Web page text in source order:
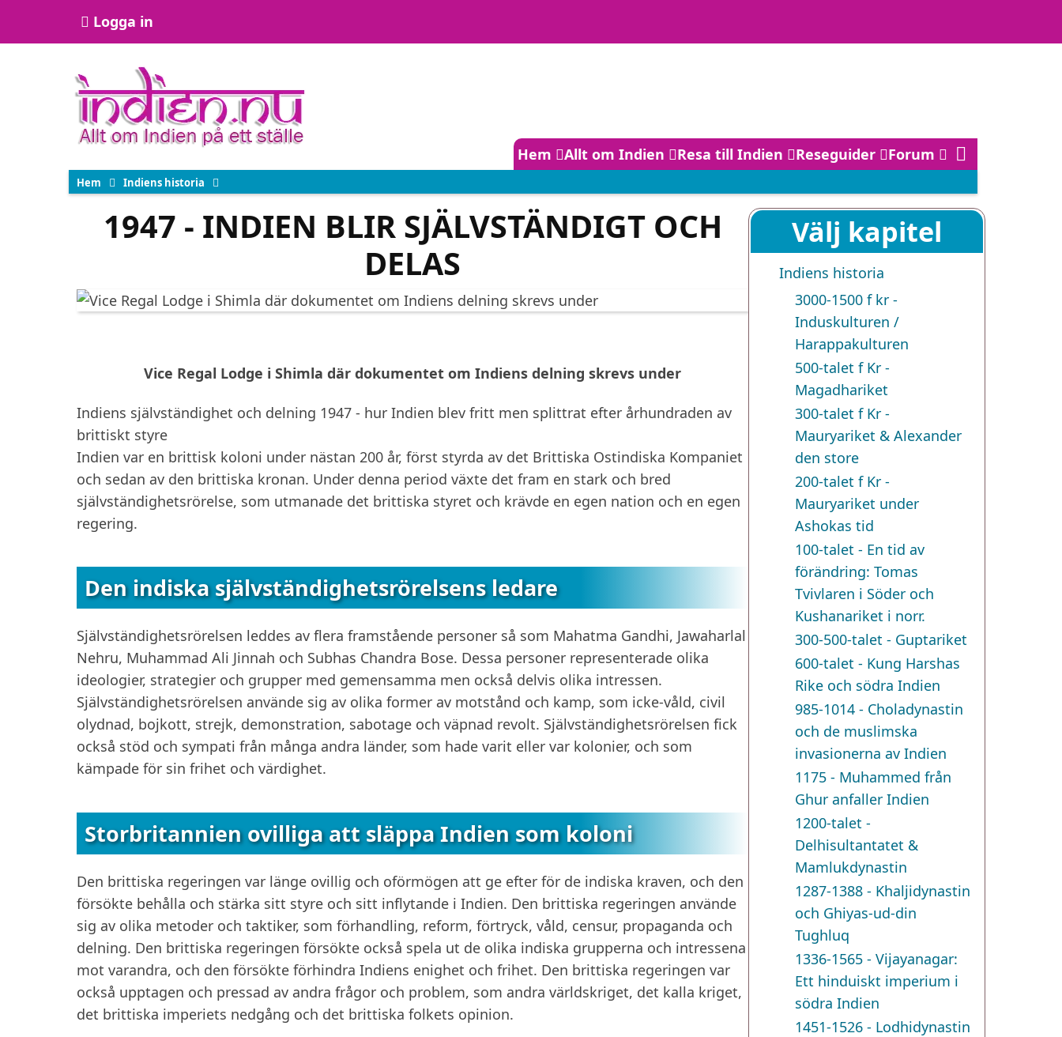
User
account
menu
Logga in
Huvudmeny
Hem Allt om Indien Resa till Indien Reseguider Forum
Hem Indiens historia
1947 - INDIEN BLIR SJÄLVSTÄNDIGT OCH
DELAS
Vice Regal Lodge i Shimla där dokumentet om Indiens delning skrevs under
Indiens självständighet och delning 1947 - hur Indien blev fritt men splittrat efter århundraden av
brittiskt styre
Indien var en brittisk koloni under nästan 200 år, först styrda av det Brittiska Ostindiska Kompaniet
och sedan av den brittiska kronan. Under denna period växte det fram en stark och bred
självständighetsrörelse, som utmanade det brittiska styret och krävde en egen nation och en egen
regering.
Den indiska självständighetsrörelsens ledare
Självständighetsrörelsen leddes av flera framstående personer så som Mahatma Gandhi, Jawaharlal
Nehru, Muhammad Ali Jinnah och Subhas Chandra Bose. Dessa personer representerade olika
ideologier, strategier och grupper med gemensamma men också delvis olika intressen.
Självständighetsrörelsen använde sig av olika former av motstånd och kamp, som icke-våld, civil
olydnad, bojkott, strejk, demonstration, sabotage och väpnad revolt. Självständighetsrörelsen fick
också stöd och sympati från många andra länder, som hade varit eller var kolonier, och som
kämpade för sin frihet och värdighet.
Storbritannien ovilliga att släppa Indien som koloni
Den brittiska regeringen var länge ovillig och oförmögen att ge efter för de indiska kraven, och den
försökte behålla och stärka sitt styre och sitt inflytande i Indien. Den brittiska regeringen använde
sig av olika metoder och taktiker, som förhandling, reform, förtryck, våld, censur, propaganda och
delning. Den brittiska regeringen försökte också spela ut de olika indiska grupperna och intressena
mot varandra, och den försökte förhindra Indiens enighet och frihet. Den brittiska regeringen var
också upptagen och pressad av andra frågor och problem, som andra världskriget, det kalla kriget,
det brittiska imperiets nedgång och det brittiska folkets opinion.
Välj kapitel
Indiens historia
3000-1500 f kr -
Induskulturen /
Harappakulturen
500-talet f Kr -
Magadhariket
300-talet f Kr -
Mauryariket & Alexander
den store
200-talet f Kr -
Mauryariket under
Ashokas tid
100-talet - En tid av
förändring: Tomas
Tvivlaren i Söder och
Kushanariket i norr.
300-500-talet - Guptariket
600-talet - Kung Harshas
Rike och södra Indien
985-1014 - Choladynastin
och de muslimska
invasionerna av Indien
1175 - Muhammed från
Ghur anfaller Indien
1200-talet -
Delhisultantatet &
Mamlukdynastin
1287-1388 - Khaljidynastin
och Ghiyas-ud-din
Tughluq
1336-1565 - Vijayanagar:
Ett hinduiskt imperium i
södra Indien
1451-1526 - Lodhidynastin